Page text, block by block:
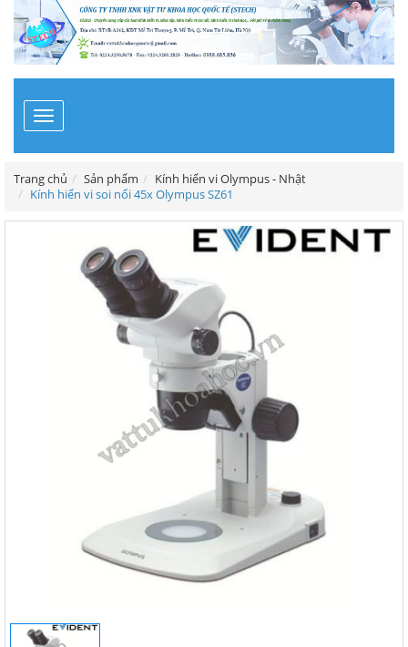
Toggle
navigation
Trang chủ Sản phẩm
Kính hiển vi Olympus - Nhật
Kính hiển vi soi nổi 45x Olympus SZ61